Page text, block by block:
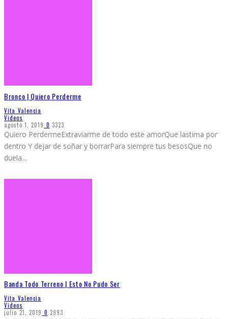
Bronco | Quiero Perderme
Vita Valencia
Videos
agosto 1, 2019 0 3323
Quiero PerdermeExtraviarme de todo este amorQue lastima por
dentro Y dejar de soñar y borrarPara siempre tus besosQue no
duela...
Banda Todo Terreno | Esto No Pudo Ser
Vita Valencia
Videos
julio 21, 2019 0 2993